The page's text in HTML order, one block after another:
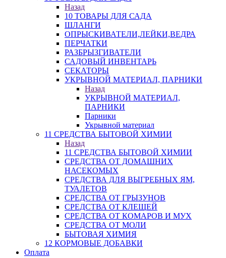
Назад
10 ТОВАРЫ ДЛЯ САДА
ШЛАНГИ
ОПРЫСКИВАТЕЛИ,ЛЕЙКИ,ВЕДРА
ПЕРЧАТКИ
РАЗБРЫЗГИВАТЕЛИ
САДОВЫЙ ИНВЕНТАРЬ
СЕКАТОРЫ
УКРЫВНОЙ МАТЕРИАЛ, ПАРНИКИ
Назад
УКРЫВНОЙ МАТЕРИАЛ,
ПАРНИКИ
Парники
Укрывной материал
11 СРЕДСТВА БЫТОВОЙ ХИМИИ
Назад
11 СРЕДСТВА БЫТОВОЙ ХИМИИ
СРЕДСТВА ОТ ДОМАШНИХ
НАСЕКОМЫХ
СРЕДСТВА ДЛЯ ВЫГРЕБНЫХ ЯМ,
ТУАЛЕТОВ
СРЕДСТВА ОТ ГРЫЗУНОВ
СРЕДСТВА ОТ КЛЕЩЕЙ
СРЕДСТВА ОТ КОМАРОВ И МУХ
СРЕДСТВА ОТ МОЛИ
БЫТОВАЯ ХИМИЯ
12 КОРМОВЫЕ ДОБАВКИ
Оплата